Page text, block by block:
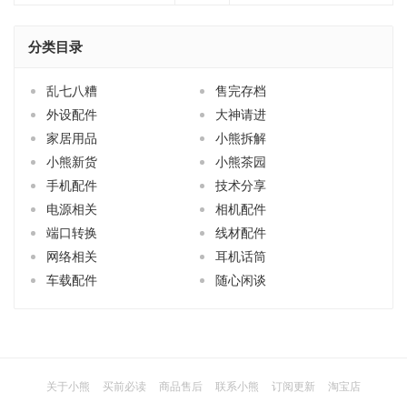
分类目录
乱七八糟
售完存档
外设配件
大神请进
家居用品
小熊拆解
小熊新货
小熊茶园
手机配件
技术分享
电源相关
相机配件
端口转换
线材配件
网络相关
耳机话筒
车载配件
随心闲谈
关于小熊 买前必读 商品售后 联系小熊 订阅更新 淘宝店